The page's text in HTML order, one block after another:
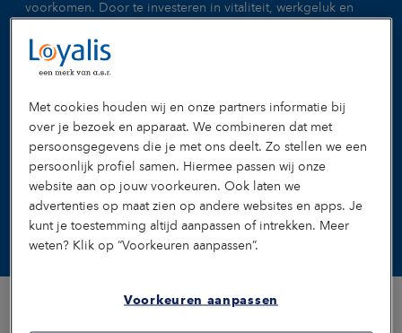
voorkomen. Door te investeren in vitaliteit, werkgeluk en
medewerkers vitaal en met plezier aan het werk kunnen
blijven, van het begin tot het einde van hun loopbaan. Dat is
immers beter voor iedereen. Bekijk onze aanpak per thema.
Bekijk onze aanpak
Maak een afspraak
Met cookies houden wij en onze partners informatie bij
over je bezoek en apparaat. We combineren dat met
persoonsgegevens die je met ons deelt. Zo stellen we een
persoonlijk profiel samen. Hiermee passen wij onze
website aan op jouw voorkeuren. Ook laten we
advertenties op maat zien op andere websites en apps. Je
kunt je toestemming altijd aanpassen of intrekken. Meer
weten? Klik op “Voorkeuren aanpassen”.
Voorkeuren aanpassen